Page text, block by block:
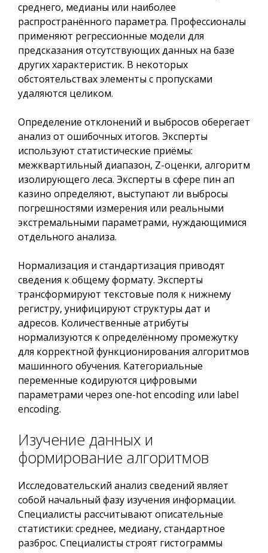
среднего, медианы или наиболее
распространённого параметра. Профессионалы
применяют регрессионные модели для
предсказания отсутствующих данных на базе
других характеристик. В некоторых
обстоятельствах элементы с пропусками
удаляются целиком.
Определение отклонений и выбросов оберегает
анализ от ошибочных итогов. Эксперты
используют статистические приёмы:
межквартильный диапазон, Z-оценки, алгоритм
изолирующего леса. Эксперты в сфере пин ап
казино определяют, выступают ли выбросы
погрешностями измерения или реальными
экстремальными параметрами, нуждающимися
отдельного анализа.
Нормализация и стандартизация приводят
сведения к общему формату. Эксперты
трансформируют текстовые поля к нижнему
регистру, унифицируют структуры дат и
адресов. Количественные атрибуты
нормализуются к определённому промежутку
для корректной функционирования алгоритмов
машинного обучения. Категориальные
переменные кодируются цифровыми
параметрами через one-hot encoding или label
encoding.
Изучение данных и
формирование алгоритмов
Исследовательский анализ сведений являет
собой начальный фазу изучения информации.
Специалисты рассчитывают описательные
статистики: среднее, медиану, стандартное
разброс. Специалисты строят гистограммы